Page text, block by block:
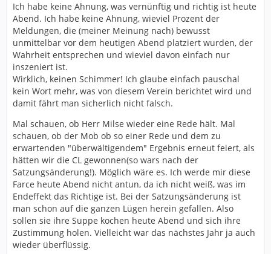
Ich habe keine Ahnung, was vernünftig und richtig ist heute
Abend. Ich habe keine Ahnung, wieviel Prozent der
Meldungen, die (meiner Meinung nach) bewusst
unmittelbar vor dem heutigen Abend platziert wurden, der
Wahrheit entsprechen und wieviel davon einfach nur
inszeniert ist.
Wirklich, keinen Schimmer! Ich glaube einfach pauschal
kein Wort mehr, was von diesem Verein berichtet wird und
damit fährt man sicherlich nicht falsch.
Mal schauen, ob Herr Milse wieder eine Rede hält. Mal
schauen, ob der Mob ob so einer Rede und dem zu
erwartenden "überwältigendem" Ergebnis erneut feiert, als
hätten wir die CL gewonnen(so wars nach der
Satzungsänderung!). Möglich wäre es. Ich werde mir diese
Farce heute Abend nicht antun, da ich nicht weiß, was im
Endeffekt das Richtige ist. Bei der Satzungsänderung ist
man schon auf die ganzen Lügen herein gefallen. Also
sollen sie ihre Suppe kochen heute Abend und sich ihre
Zustimmung holen. Vielleicht war das nächstes Jahr ja auch
wieder überflüssig.